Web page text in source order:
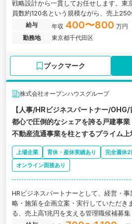
戦略設計から一貫してお任せします。東
員数約120名という規模ながら、売上
るマンション経営におけるリーディング
給与 年収 400〜800 万円
勤務地
東京都千代田区
ブックマーク
株式会社オープンハウスグループ
【人事/HRビジネスパートナー/
都心で圧倒的なシェアを誇る戸建事業
不動産流通事業を柱とするプライム上
上場企業 育休・産休実績あり 完全週休2
オンライン面接あり
HRビジネスパートナーとして、経営・
略・施策を企画立案・実行していただき
る、売上高1兆円を支える管理職候補募